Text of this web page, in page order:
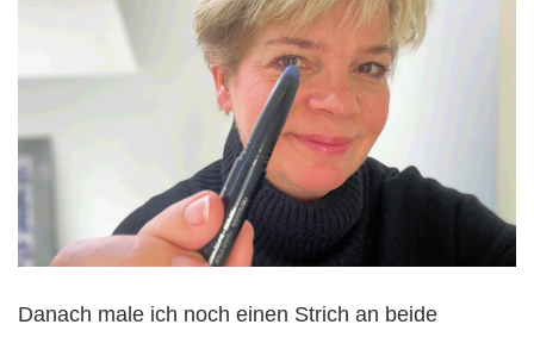
Danach male ich noch einen Strich an beide